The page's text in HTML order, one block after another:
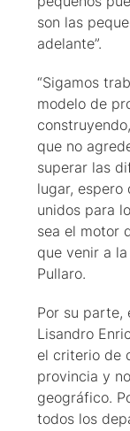
son las
adelante”.
“Sigamos
modelo de
que no
superar las
lugar,
unidos para
sea el motor
que venir a
Pullaro.
Por su parte,
Lisandro
el criterio de
provincia y
geográfico.
todos los